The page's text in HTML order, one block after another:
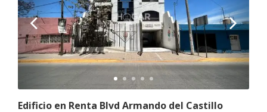
Edificio en Renta Blvd Armando del Castillo